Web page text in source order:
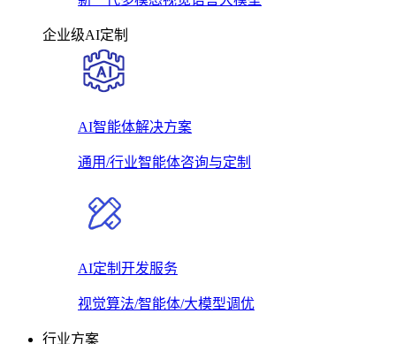
企业级AI定制
AI智能体解决方案
通用/行业智能体咨询与定制
AI定制开发服务
视觉算法/智能体/大模型调优
行业方案